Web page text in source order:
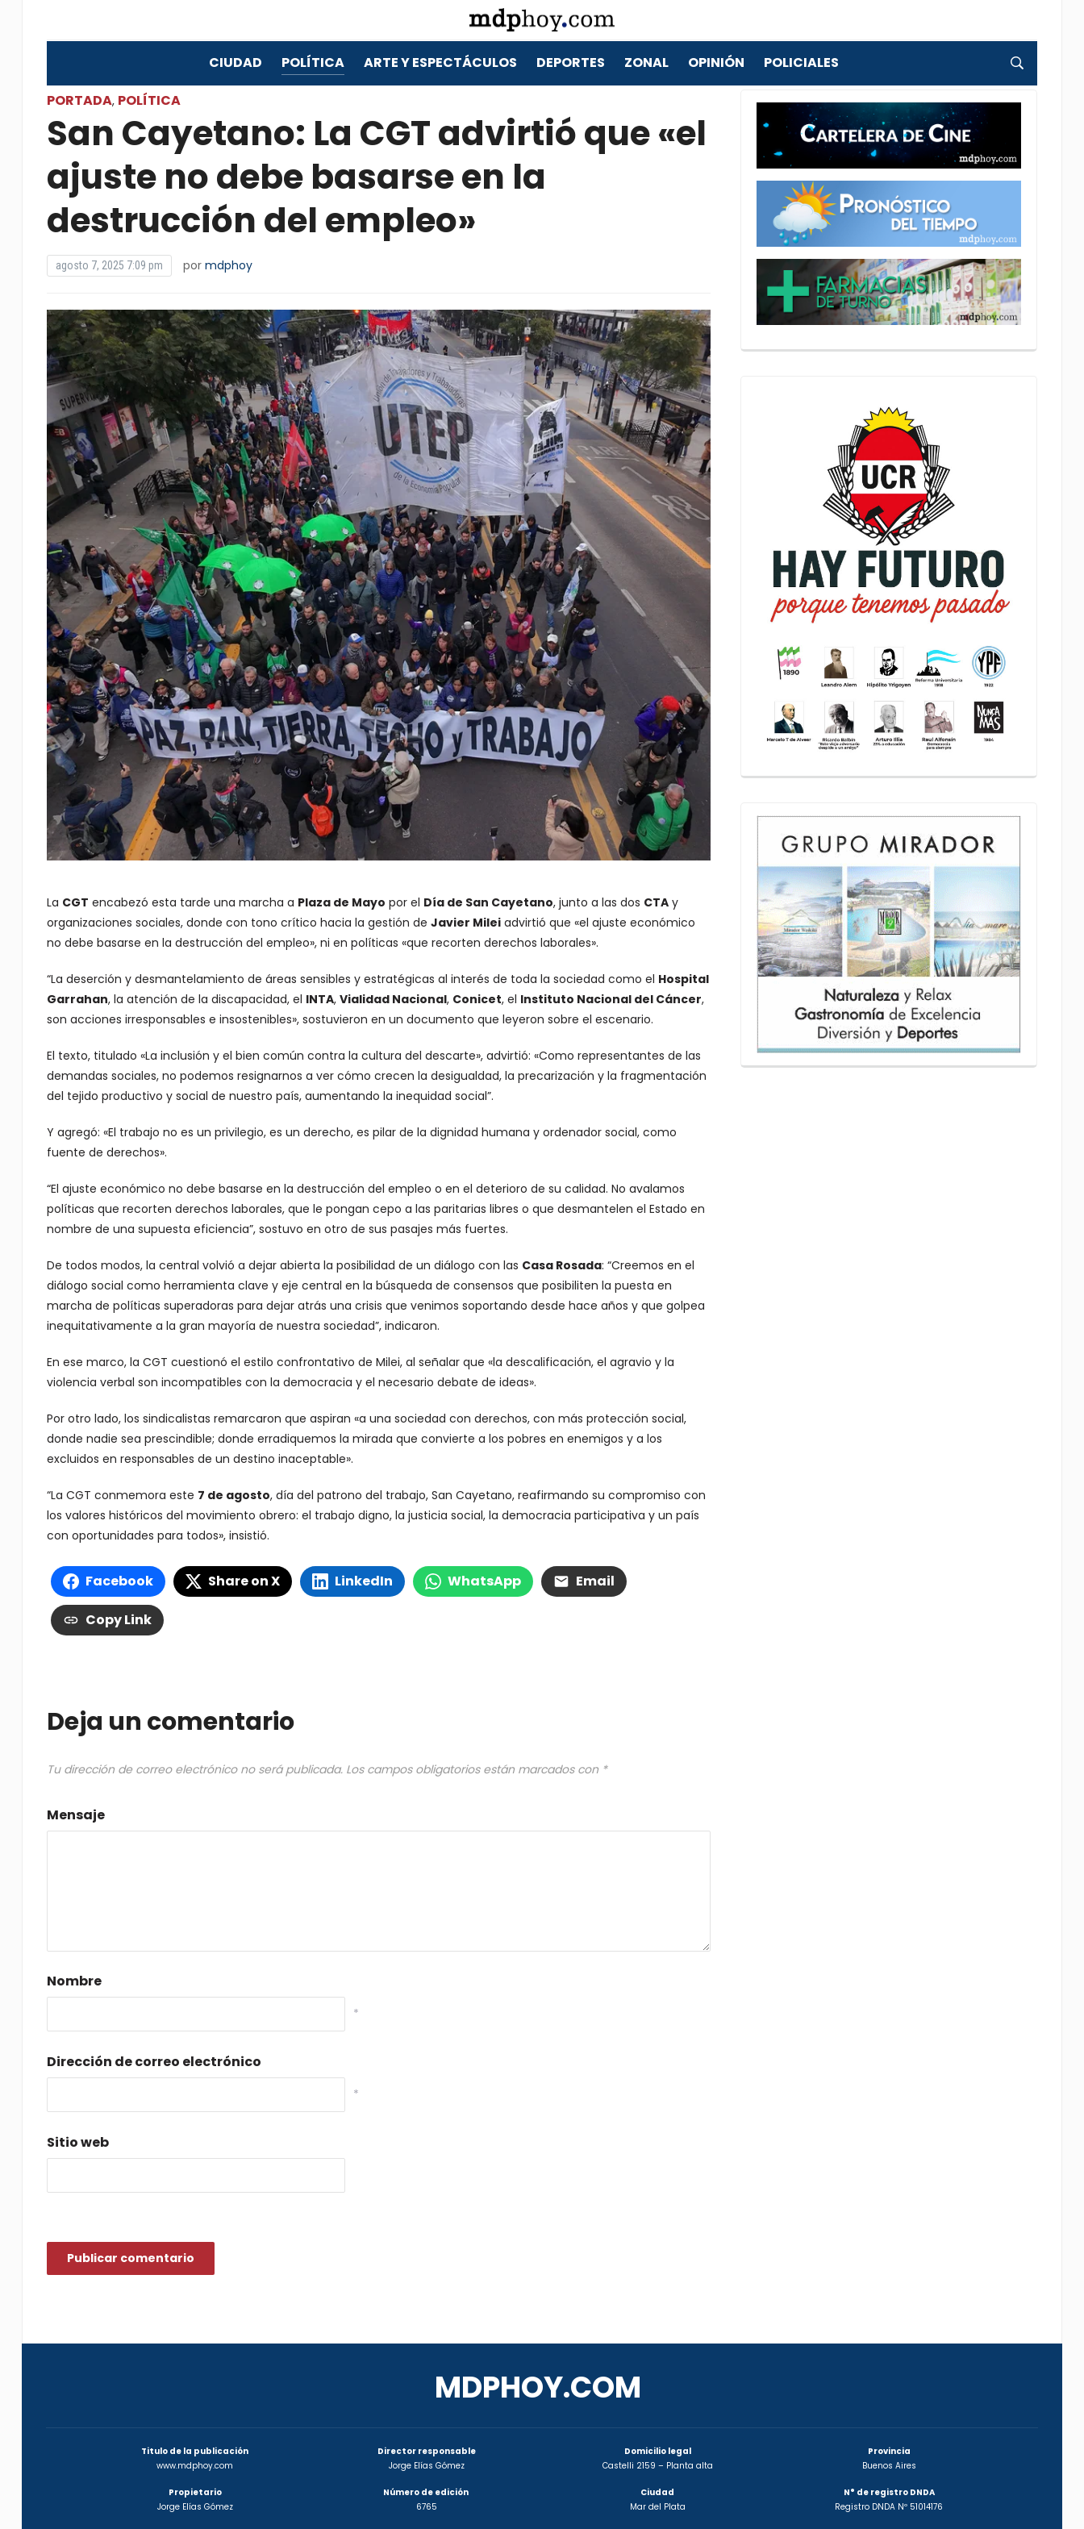
CIUDAD POLÍTICA ARTE Y ESPECTÁCULOS DEPORTES ZONAL OPINIÓN POLICIALES
PORTADA, POLÍTICA
San Cayetano: La CGT advirtió que «el
ajuste no debe basarse en la
destrucción del empleo»
agosto 7, 2025 7:09 pm por mdphoy
La CGT encabezó esta tarde una marcha a Plaza de Mayo por el Día de San Cayetano, junto a las dos CTAy
organizaciones sociales, donde con tono crítico hacia la gestión de Javier Mileiadvirtió que «el ajuste económico
no debe basarse en la destrucción del empleo», ni en políticas «que recorten derechos laborales».
“La deserción y desmantelamiento de áreas sensibles y estratégicas al interés de toda la sociedad como el Hospital
Garrahan, la atención de la discapacidad, el INTA, Vialidad Nacional, Conicet, el Instituto Nacional del Cáncer,
son acciones irresponsables e insostenibles», sostuvieron en un documento que leyeron sobre el escenario.
El texto, titulado «La inclusión y el bien común contra la cultura del descarte», advirtió: «Como representantes de las
demandas sociales, no podemos resignarnos a ver cómo crecen la desigualdad, la precarización y la fragmentación
del tejido productivo y social de nuestro país, aumentando la inequidad social”.
Y agregó: «El trabajo no es un privilegio, es un derecho, es pilar de la dignidad humana y ordenador social, como
fuente de derechos».
“El ajuste económico no debe basarse en la destrucción del empleo o en el deterioro de su calidad. No avalamos
políticas que recorten derechos laborales, que le pongan cepo a las paritarias libres o que desmantelen el Estado en
nombre de una supuesta eficiencia”, sostuvo en otro de sus pasajes más fuertes.
De todos modos, la central volvió a dejar abierta la posibilidad de un diálogo con las Casa Rosada: “Creemos en el
diálogo social como herramienta clave y eje central en la búsqueda de consensos que posibiliten la puesta en
marcha de políticas superadoras para dejar atrás una crisis que venimos soportando desde hace años y que golpea
inequitativamente a la gran mayoría de nuestra sociedad”, indicaron.
En ese marco, la CGT cuestionó el estilo confrontativo de Milei, al señalar que «la descalificación, el agravio y la
violencia verbal son incompatibles con la democracia y el necesario debate de ideas».
Por otro lado, los sindicalistas remarcaron que aspiran «a una sociedad con derechos, con más protección social,
donde nadie sea prescindible; donde erradiquemos la mirada que convierte a los pobres en enemigos y a los
excluidos en responsables de un destino inaceptable».
“La CGT conmemora este 7 de agosto, día del patrono del trabajo, San Cayetano, reafirmando su compromiso con
los valores históricos del movimiento obrero: el trabajo digno, la justicia social, la democracia participativa y un país
con oportunidades para todos», insistió.
Facebook Share on X LinkedIn WhatsApp Email
Copy Link
Deja un comentario
Tu dirección de correo electrónico no será publicada. Los campos obligatorios están marcados con *
Mensaje
Nombre
*
Dirección de correo electrónico
*
Sitio web
MDPHOY.COM
Titulo de la publicación
www.mdphoy.com
Propietario
Jorge Elías Gómez
Director responsable
Jorge Elías Gómez
Número de edición
6765
Domicilio legal
Castelli 2159 – Planta alta
Ciudad
Mar del Plata
Provincia
Buenos Aires
N° de registro DNDA
Registro DNDA Nº 51014176